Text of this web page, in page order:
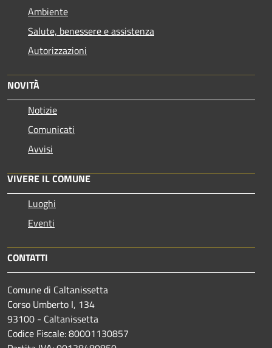
Ambiente
Salute, benessere e assistenza
Autorizzazioni
NOVITÀ
Notizie
Comunicati
Avvisi
VIVERE IL COMUNE
Luoghi
Eventi
CONTATTI
Comune di Caltanissetta
Corso Umberto I, 134
93100 - Caltanissetta
Codice Fiscale: 80001130857